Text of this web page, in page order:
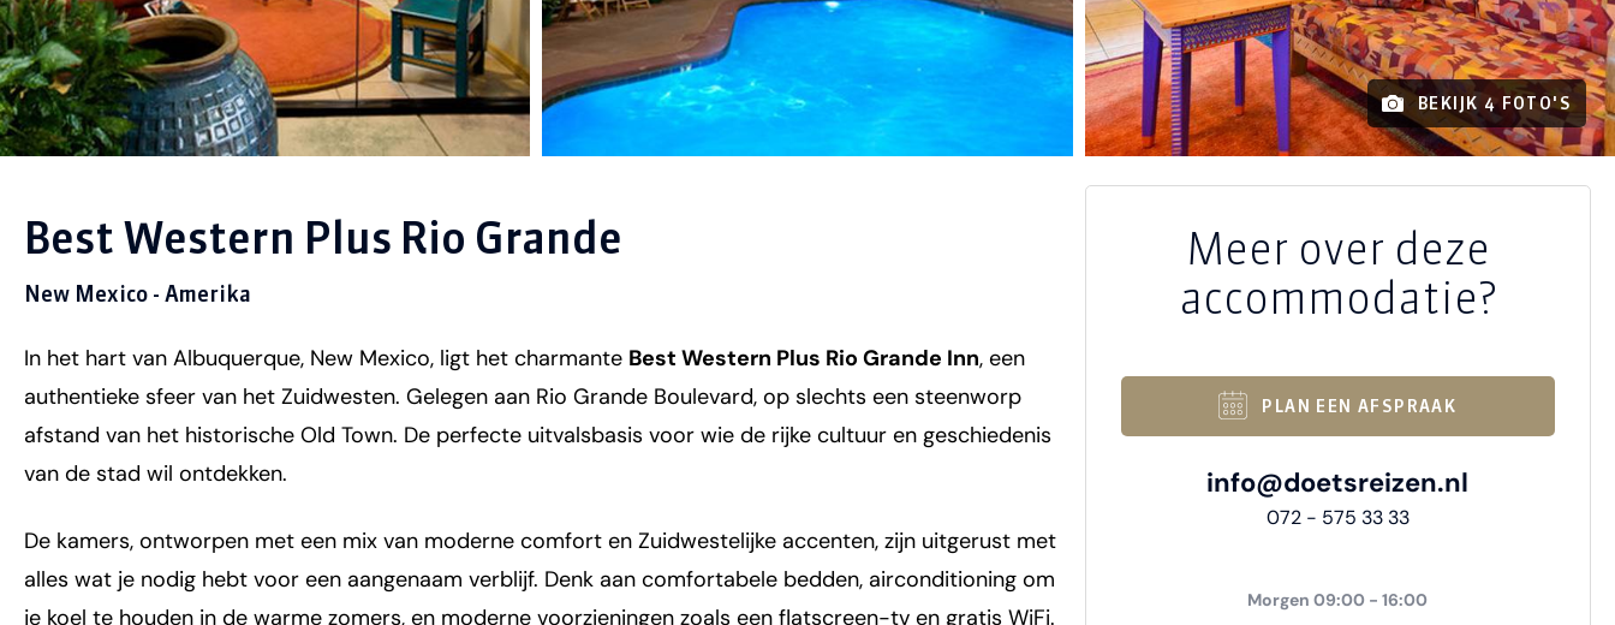
BEKIJK 4 FOTO'S
Best Western Plus Rio Grande
New Mexico - Amerika
In het hart van Albuquerque, New Mexico, ligt het charmante Best Western Plus Rio Grande Inn, een
authentieke sfeer van het Zuidwesten. Gelegen aan Rio Grande Boulevard, op slechts een steenworp
afstand van het historische Old Town. De perfecte uitvalsbasis voor wie de rijke cultuur en geschiedenis
van de stad wil ontdekken.
De kamers, ontworpen met een mix van moderne comfort en Zuidwestelijke accenten, zijn uitgerust met
alles wat je nodig hebt voor een aangenaam verblijf. Denk aan comfortabele bedden, airconditioning om
je koel te houden in de warme zomers, en moderne voorzieningen zoals een flatscreen-tv en gratis WiFi.
Meer over deze
accommodatie?
PLAN EEN AFSPRAAK
info@doetsreizen.nl
072 - 575 33 33
Morgen 09:00 - 16:00